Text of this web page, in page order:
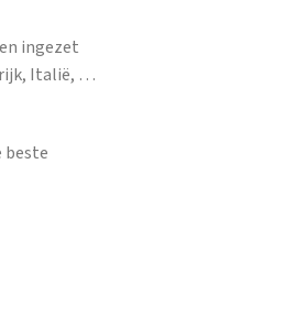
ingezet
Italië, …
beste